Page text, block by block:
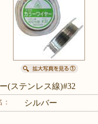
(ステンレス線)#32
シルバー